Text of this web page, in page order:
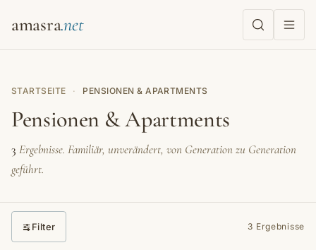
amasra
STARTSEITE · PENSIONEN & APARTMENTS
Pensionen & Apartments
3 Ergebnisse. Familiär, unverändert, von Generation zu Generation
geführt.
Filter 3 Ergebnisse